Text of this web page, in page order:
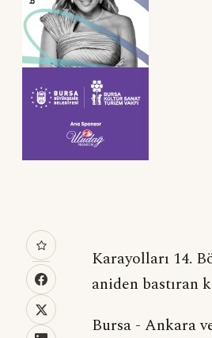
Karayolları 14.
aniden bastıran
Bursa - Ankara